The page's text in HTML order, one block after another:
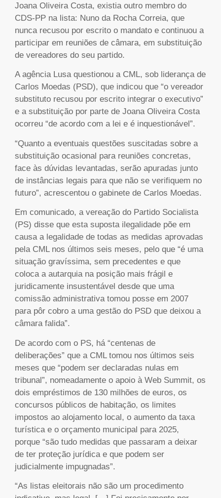
Joana Oliveira Costa, existia outro membro do
CDS-PP na lista: Nuno da Rocha Correia, que
nunca recusou por escrito o mandato e continuou a
participar em reuniões de câmara, em substituição
de vereadores do seu partido.
A agência Lusa questionou a CML, sob liderança de
Carlos Moedas (PSD), que indicou que “o vereador
substituto recusou por escrito integrar o executivo”
e a substituição por parte de Joana Oliveira Costa
ocorreu “de acordo com a lei e é inquestionável”.
“Quanto a eventuais questões suscitadas sobre a
substituição ocasional para reuniões concretas,
face às dúvidas levantadas, serão apuradas junto
de instâncias legais para que não se verifiquem no
futuro”, acrescentou o gabinete de Carlos Moedas.
Em comunicado, a vereação do Partido Socialista
(PS) disse que esta suposta ilegalidade põe em
causa a legalidade de todas as medidas aprovadas
pela CML nos últimos seis meses, pelo que “é uma
situação gravíssima, sem precedentes e que
coloca a autarquia na posição mais frágil e
juridicamente insustentável desde que uma
comissão administrativa tomou posse em 2007
para pôr cobro a uma gestão do PSD que deixou a
câmara falida”.
De acordo com o PS, há “centenas de
deliberações” que a CML tomou nos últimos seis
meses que “podem ser declaradas nulas em
tribunal”, nomeadamente o apoio à Web Summit, os
dois empréstimos de 130 milhões de euros, os
concursos públicos de habitação, os limites
impostos ao alojamento local, o aumento da taxa
turística e o orçamento municipal para 2025,
porque “são tudo medidas que passaram a deixar
de ter proteção jurídica e que podem ser
judicialmente impugnadas”.
“As listas eleitorais não são um procedimento